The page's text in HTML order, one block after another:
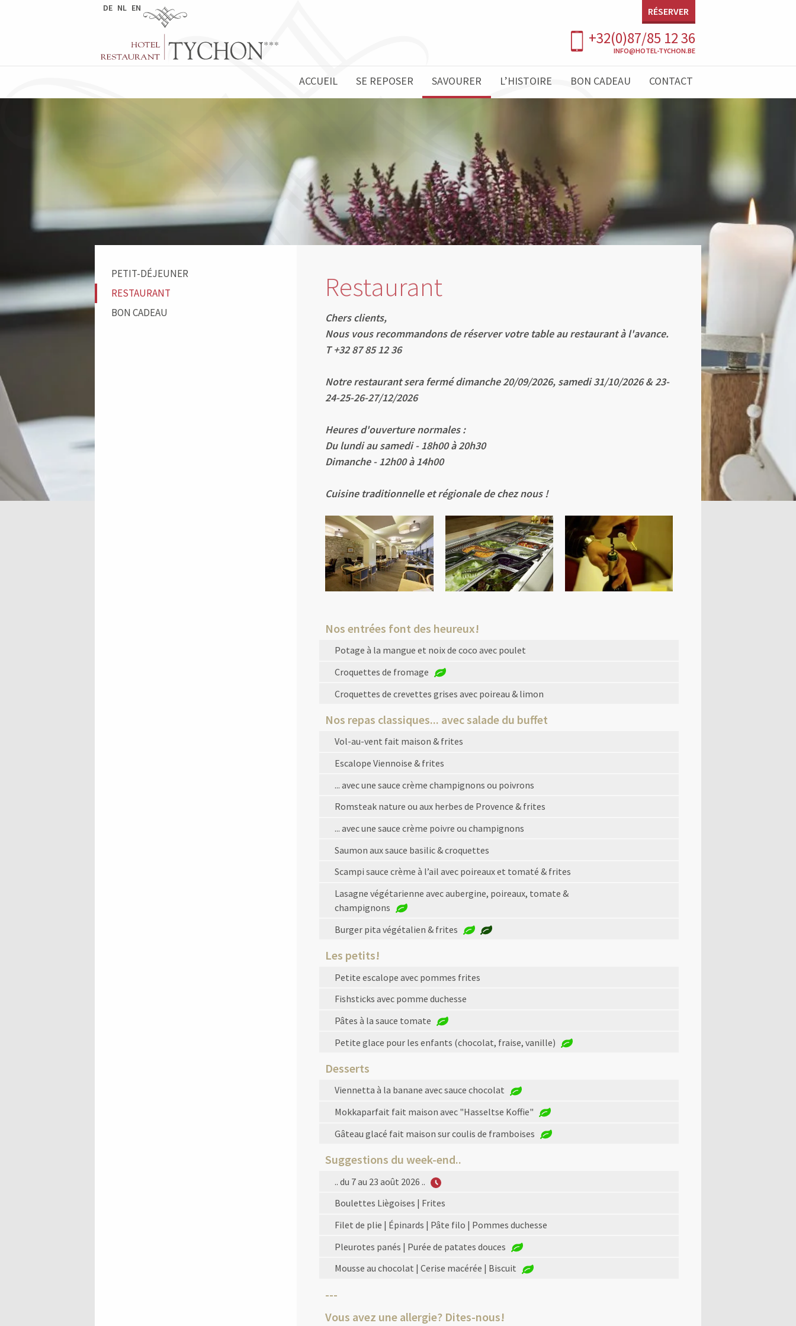
DE NL EN RÉSERVER
+32(0)87/85 12 36
INFO@HOTEL-TYCHON.BE
ACCUEIL SE REPOSER SAVOURER L’HISTOIRE BON CADEAU CONTACT
Restaurant
Chers clients,
Nous vous recommandons de réserver votre table au restaurant à l'avance.
T +32 87 85 12 36
Notre restaurant sera fermé dimanche 20/09/2026, samedi 31/10/2026 & 23-
24-25-26-27/12/2026
Heures d'ouverture normales :
Du lundi au samedi - 18h00 à 20h30
Dimanche - 12h00 à 14h00
Cuisine traditionnelle et régionale de chez nous !
Nos entrées font des heureux!
Potage à la mangue et noix de coco avec poulet
Croquettes de fromage
Croquettes de crevettes grises avec poireau & limon
Nos repas classiques... avec salade du buffet
Vol-au-vent fait maison & frites
Escalope Viennoise & frites
... avec une sauce crème champignons ou poivrons
Romsteak nature ou aux herbes de Provence & frites
... avec une sauce crème poivre ou champignons
Saumon aux sauce basilic & croquettes
Scampi sauce crème à l’ail avec poireaux et tomaté & frites
Lasagne végétarienne avec aubergine, poireaux, tomate &
champignons
Burger pita végétalien & frites
Les petits!
Petite escalope avec pommes frites
Fishsticks avec pomme duchesse
Pâtes à la sauce tomate
Petite glace pour les enfants (chocolat, fraise, vanille)
Desserts
Viennetta à la banane avec sauce chocolat
Mokkaparfait fait maison avec "Hasseltse Koffie"
Gâteau glacé fait maison sur coulis de framboises
Suggestions du week-end..
.. du 7 au 23 août 2026 ..
Boulettes Liègoises | Frites
Filet de plie | Épinards | Pâte filo | Pommes duchesse
Pleurotes panés | Purée de patates douces
Mousse au chocolat | Cerise macérée | Biscuit
---
Vous avez une allergie? Dites-nous!
PETIT-DÉJEUNER
RESTAURANT
BON CADEAU